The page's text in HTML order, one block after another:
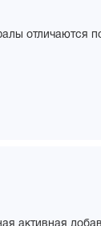
отличаются